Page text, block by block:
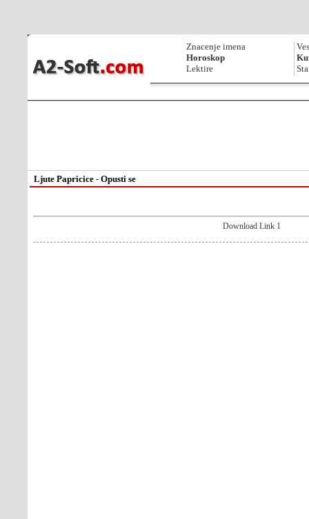
Znacenje imena
Horoskop
Lektire
Ljute Papricice - Opusti se
Download Link 1